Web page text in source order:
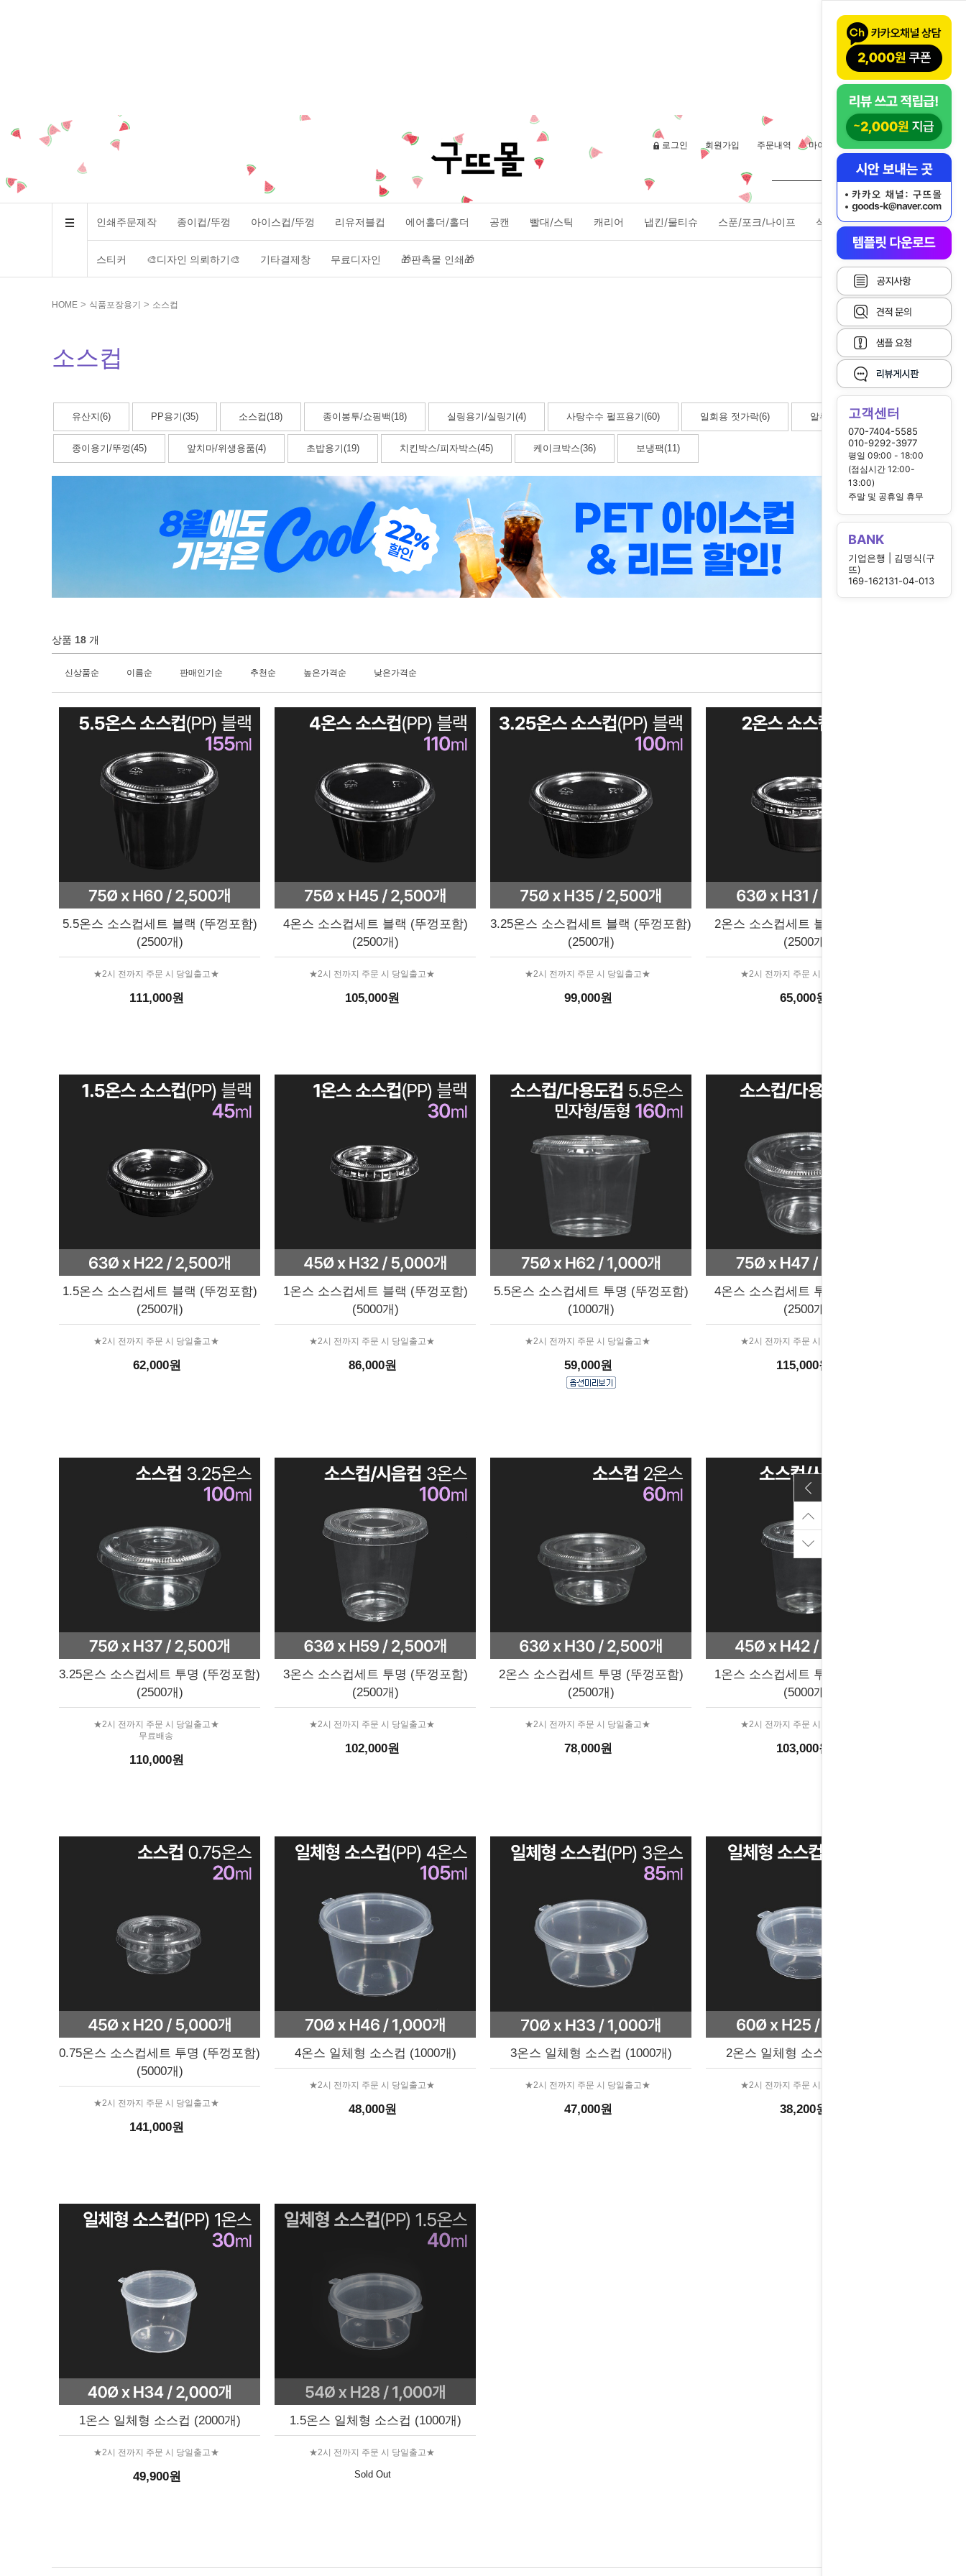
고객센터
070-7404-5585
010-9292-3977
평일 09:00 - 18:00
(점심시간 12:00-
13:00)
주말 및 공휴일 휴무
BANK
기업은행 | 김명식(구
뜨)
169-162131-04-013
로그인 회원가입 주문내역 마이페이지
인쇄주문제작 종이컵/뚜껑 아이스컵/뚜껑 리유저블컵 에어홀더/홀더 공캔 빨대/스틱 캐리어 냅킨/물티슈 스푼/포크/나이프 식품포장용기
스티커 🎨디자인 의뢰하기🎨 기타결제창 무료디자인 🎁판촉물 인쇄🎁
HOME > 식품포장용기 > 소스컵
소스컵
유산지(6) PP용기(35) 소스컵(18) 종이봉투/쇼핑백(18) 실링용기/실링기(4) 사탕수수 펄프용기(60) 일회용 젓가락(6) 알루미늄용기(5)
종이용기/뚜껑(45) 앞치마/위생용품(4) 초밥용기(19) 치킨박스/피자박스(45) 케이크박스(36) 보냉팩(11)
상품 18 개
신상품순 이름순 판매인기순 추천순 높은가격순 낮은가격순
5.5온스 소스컵세트 블랙 (뚜껑포함)
(2500개)
★2시 전까지 주문 시 당일출고★
111,000원
4온스 소스컵세트 블랙 (뚜껑포함)
(2500개)
★2시 전까지 주문 시 당일출고★
105,000원
3.25온스 소스컵세트 블랙 (뚜껑포함)
(2500개)
★2시 전까지 주문 시 당일출고★
99,000원
2온스 소스컵세트 블랙 (뚜껑포함)
(2500개)
★2시 전까지 주문 시 당일출고★
65,000원
1.5온스 소스컵세트 블랙 (뚜껑포함)
(2500개)
★2시 전까지 주문 시 당일출고★
62,000원
1온스 소스컵세트 블랙 (뚜껑포함)
(5000개)
★2시 전까지 주문 시 당일출고★
86,000원
5.5온스 소스컵세트 투명 (뚜껑포함)
(1000개)
★2시 전까지 주문 시 당일출고★
59,000원
4온스 소스컵세트 투명 (뚜껑포함)
(2500개)
★2시 전까지 주문 시 당일출고★
115,000원
3.25온스 소스컵세트 투명 (뚜껑포함)
(2500개)
★2시 전까지 주문 시 당일출고★
무료배송
110,000원
3온스 소스컵세트 투명 (뚜껑포함)
(2500개)
★2시 전까지 주문 시 당일출고★
102,000원
2온스 소스컵세트 투명 (뚜껑포함)
(2500개)
★2시 전까지 주문 시 당일출고★
78,000원
1온스 소스컵세트 투명 (뚜껑포함)
(5000개)
★2시 전까지 주문 시 당일출고★
103,000원
0.75온스 소스컵세트 투명 (뚜껑포함)
(5000개)
★2시 전까지 주문 시 당일출고★
141,000원
4온스 일체형 소스컵 (1000개)
★2시 전까지 주문 시 당일출고★
48,000원
3온스 일체형 소스컵 (1000개)
★2시 전까지 주문 시 당일출고★
47,000원
2온스 일체형 소스컵 (1000개)
★2시 전까지 주문 시 당일출고★
38,200원
1온스 일체형 소스컵 (2000개)
★2시 전까지 주문 시 당일출고★
49,900원
1.5온스 일체형 소스컵 (1000개)
★2시 전까지 주문 시 당일출고★
Sold Out